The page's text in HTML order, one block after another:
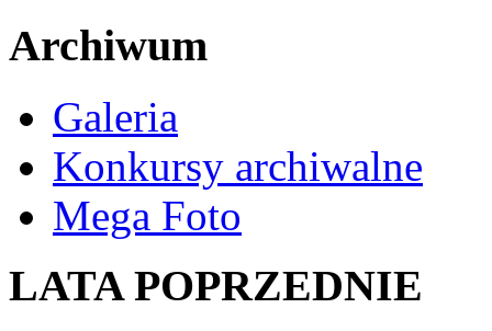
Archiwum
Galeria
Konkursy archiwalne
Mega Foto
LATA POPRZEDNIE